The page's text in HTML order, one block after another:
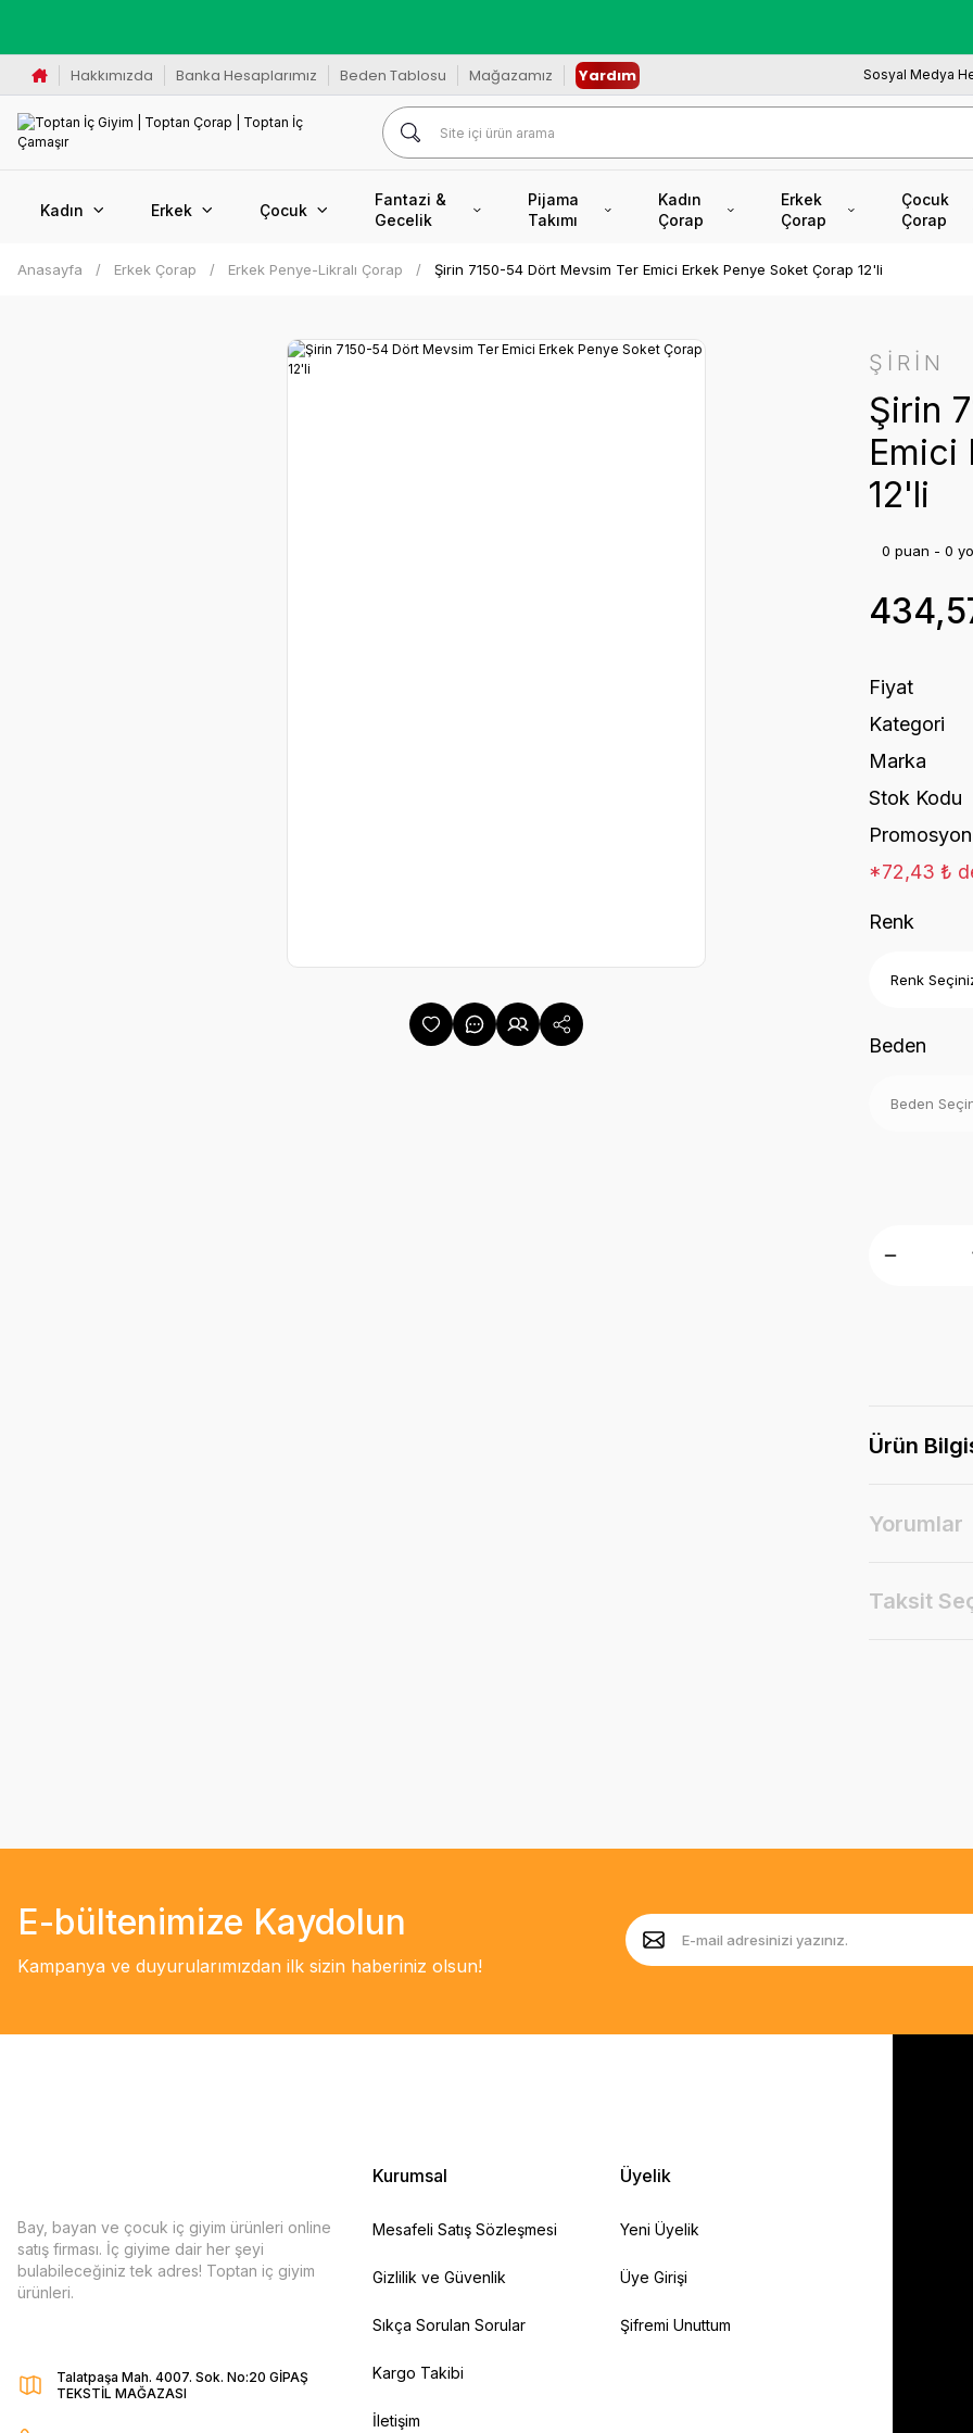
Hakkımızda Banka Hesaplarımız Beden Tablosu Mağazamız Yardım Sosyal Medya
Kadın Erkek Çocuk
Fantazi &
Gecelik
Pijama
Takımı
Kadın
Çorap
Erkek
Çorap
Çocuk
Çorap
Anasayfa Erkek Çorap Erkek Penye-Likralı Çorap Şirin 7150-54 Dört Mevsim Ter Emici Erkek Penye Soket Çorap 12'li
ŞİRİN
Şirin
Emici
12'li
0 puan - 0
Fiyat
Kategori
Marka
Stok Kodu
Promosyon
*72,43 ₺
Renk
Beden
Ürün
Yorumlar
Taksit
E-bültenimize Kaydolun
Kampanya ve duyurularımızdan ilk sizin haberiniz olsun!
Bay, bayan ve çocuk iç giyim ürünleri online
satış firması. İç giyime dair her şeyi
bulabileceğiniz tek adres! Toptan iç giyim
ürünleri.
Talatpaşa Mah. 4007. Sok. No:20 GİPAŞ
TEKSTİL MAĞAZASI
Kurumsal
Mesafeli Satış Sözleşmesi
Gizlilik ve Güvenlik
Sıkça Sorulan Sorular
Kargo Takibi
İletişim
Üyelik
Yeni Üyelik
Üye Girişi
Şifremi Unuttum